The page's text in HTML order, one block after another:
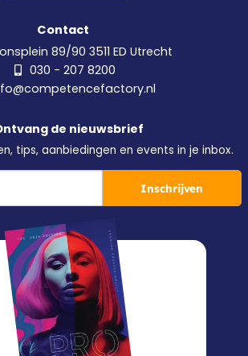
Contact
89/90 3511 ED Utrecht
030 - 207 8200
de nieuwsbrief
tips, aanbiedingen en events in je inbox.
Inschrijven